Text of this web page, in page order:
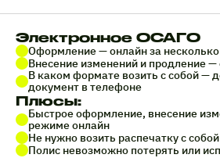
Электронное ОСАГО
Оформление — онлайн за
Внесение изменений и продление —
В каком формате возить с собой —
документ в телефоне
Плюсы:
Быстрое оформление, внесение
режиме онлайн
Не нужно возить распечатку с собой
Полис невозможно потерять или